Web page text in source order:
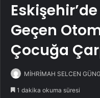
Eskişehir’de
Geçen
Çocuğa
MİHRİMAH SELCEN
1 dakika okuma süresi